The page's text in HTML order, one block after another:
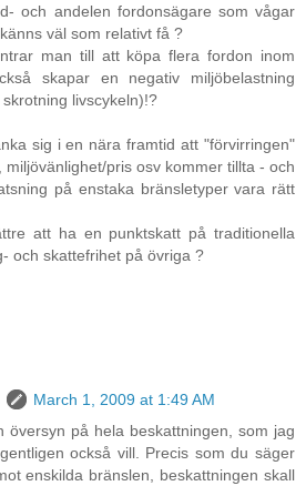
och andelen fordonsägare som vågar
väl som relativt få ?
man till att köpa flera fordon inom
skapar en negativ miljöbelastning
livscykeln)!?
sig i en nära framtid att "förvirringen"
miljövänlighet/pris osv kommer tillta - och
på enstaka bränsletyper vara rätt
att ha en punktskatt på traditionella
och skattefrihet på övriga ?
March 1, 2009 at 1:49 AM
översyn på hela beskattningen, som jag
också vill. Precis som du säger
enskilda bränslen, beskattningen skall